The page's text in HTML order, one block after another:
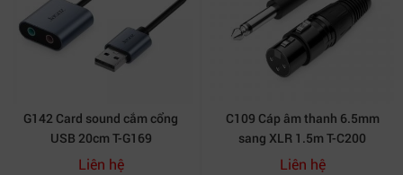
G142 Card sound cắm cổng
USB 20cm T-G169
Liên hệ
C109 Cáp âm thanh 6.5mm
sang XLR 1.5m T-C200
Liên hệ